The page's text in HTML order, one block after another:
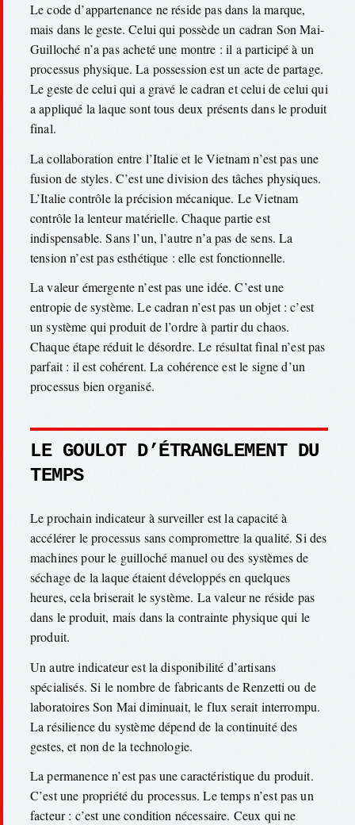
Le code d’appartenance ne réside pas dans la marque,
mais dans le geste. Celui qui possède un cadran Son Mai-
Guilloché n’a pas acheté une montre : il a participé à un
processus physique. La possession est un acte de partage.
Le geste de celui qui a gravé le cadran et celui de celui qui
a appliqué la laque sont tous deux présents dans le produit
final.
La collaboration entre l’Italie et le Vietnam n’est pas une
fusion de styles. C’est une division des tâches physiques.
L’Italie contrôle la précision mécanique. Le Vietnam
contrôle la lenteur matérielle. Chaque partie est
indispensable. Sans l’un, l’autre n’a pas de sens. La
tension n’est pas esthétique : elle est fonctionnelle.
La valeur émergente n’est pas une idée. C’est une
entropie de système. Le cadran n’est pas un objet : c’est
un système qui produit de l’ordre à partir du chaos.
Chaque étape réduit le désordre. Le résultat final n’est pas
parfait : il est cohérent. La cohérence est le signe d’un
processus bien organisé.
LE GOULOT D’ÉTRANGLEMENT DU
TEMPS
Le prochain indicateur à surveiller est la capacité à
accélérer le processus sans compromettre la qualité. Si des
machines pour le guilloché manuel ou des systèmes de
séchage de la laque étaient développés en quelques
heures, cela briserait le système. La valeur ne réside pas
dans le produit, mais dans la contrainte physique qui le
produit.
Un autre indicateur est la disponibilité d’artisans
spécialisés. Si le nombre de fabricants de Renzetti ou de
laboratoires Son Mai diminuait, le flux serait interrompu.
La résilience du système dépend de la continuité des
gestes, et non de la technologie.
La permanence n’est pas une caractéristique du produit.
C’est une propriété du processus. Le temps n’est pas un
facteur : c’est une condition nécessaire. Ceux qui ne